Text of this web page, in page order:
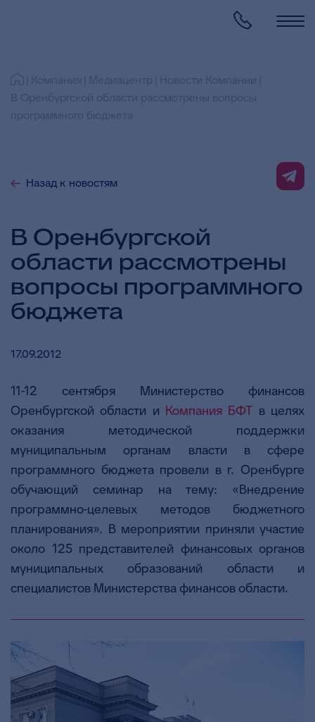
Назад к новостям
В Оренбургской
области рассмотрены
вопросы программного
бюджета
17.09.2012
11-12 сентября Министерство финансов
Оренбургской области и Компания БФТ в целях
оказания методической поддержки
муниципальным органам власти в сфере
программного бюджета провели в г. Оренбурге
обучающий семинар на тему: «Внедрение
программно-целевых методов бюджетного
планирования». В мероприятии приняли участие
около 125 представителей финансовых органов
муниципальных образований области и
специалистов Министерства финансов области.